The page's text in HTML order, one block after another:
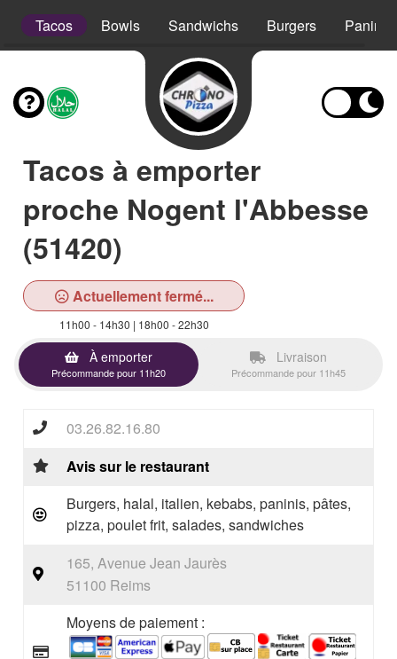
Tacos Bowls Sandwichs Burgers Paninis
Tacos à emporter
proche Nogent l'Abbesse
(51420)
Actuellement fermé...
11h00 - 14h30 | 18h00 - 22h30
À emporter
Précommande pour 11h20
Livraison
Précommande pour 11h45
03.26.82.16.80
Avis sur le restaurant
Burgers, halal, italien, kebabs, paninis, pâtes,
pizza, poulet frit, salades, sandwiches
165, Avenue Jean Jaurès
51100 Reims
Moyens de paiement :